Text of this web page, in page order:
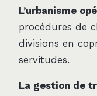
L’urbanisme
procédures de
divisions en
servitudes.
La gestion de